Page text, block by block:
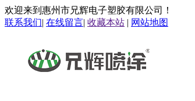
欢迎来到惠州市兄辉电子塑胶有限公司！
联系我们| 在线留言| 收藏本站 | 网站地图